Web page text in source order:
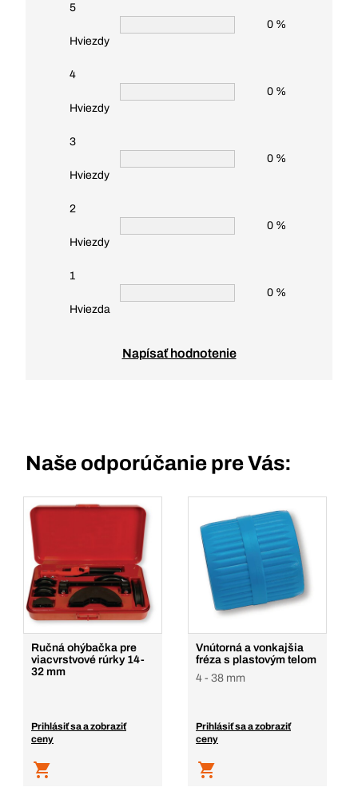
5
Hviezdy
0 %
4
Hviezdy
0 %
3
Hviezdy
0 %
2
Hviezdy
0 %
1
Hviezda
0 %
Napísať hodnotenie
Naše odporúčanie pre Vás:
Ručná ohýbačka pre
viacvrstvové rúrky 14-
32 mm
Prihlásiť sa a zobraziť
ceny
Vnútorná a vonkajšia
fréza s plastovým telom
4 - 38 mm
Prihlásiť sa a zobraziť
ceny